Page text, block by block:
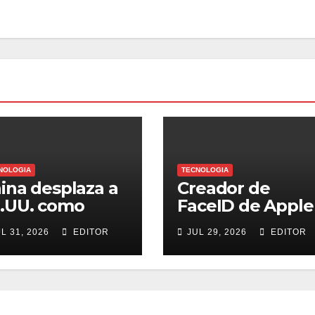
desplaza a
como
Kimi K3
31, 2026 EDITOR
TECNOLOGIA
Creador de
FaceID de Apple
cerebro con IA
JUL 29, 2026 EDITOR